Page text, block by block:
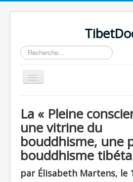
Rechercher
Basculer
la
La « Pleine
une vitrine du
bouddhisme, une
bouddhisme
par Élisabeth Martens, le